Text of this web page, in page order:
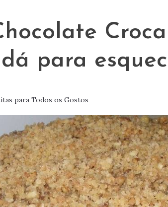
para
para Todos os Gostos